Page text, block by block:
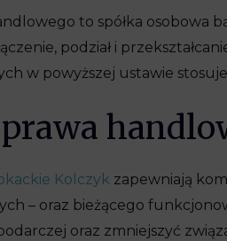
to spółka osobowa
podział i
w powyższej ustawie
prawa
Kolczyk zapewniają
– oraz bieżącego
oraz zmniejszyć